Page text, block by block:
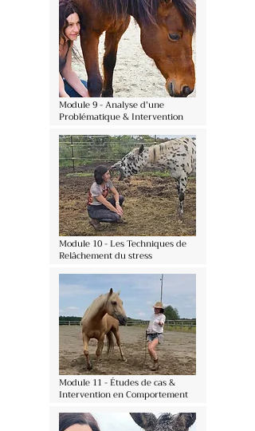
Module 9 - Analyse d'une
Problématique & Intervention
Module 10 - Les Techniques de
Relâchement du stress
Module 11 - Études de cas &
Intervention en Comportement